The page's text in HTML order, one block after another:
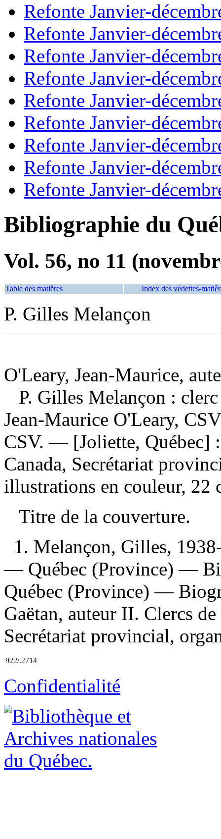
Refonte Janvier-
Refonte Janvier-
Refonte Janvier-
Refonte Janvier-
Refonte Janvier-
Refonte Janvier-
Refonte Janvier-
Refonte Janvier-
Refonte Janvier-
Bibliographie du
Vol. 56, no 11
Table des matières Index des vedettes-
P. Gilles Melançon
O'Leary, Jean-Maurice,
P. Gilles Melançon :
Jean-Maurice O'Leary,
CSV. — [Joliette, Québec]
Canada, Secrétariat
illustrations en couleur, 22
Titre de la couverture.
1. Melançon, Gilles,
— Québec (Province) —
Québec (Province) —
Gaëtan, auteur II. Clercs
Secrétariat provincial,
922/.2714
Confidentialité